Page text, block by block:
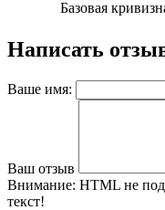
Базовая
Написать
Ваше имя:
Ваш отзыв
Внимание: HTML не
текст!